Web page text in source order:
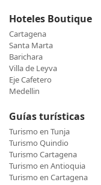
Hoteles Boutique
Cartagena
Santa Marta
Barichara
Villa de Leyva
Eje Cafetero
Medellin
Guías turísticas
Turismo en Tunja
Turismo Quindio
Turismo Cartagena
Turismo en Antioquia
Turismo en Cartagena